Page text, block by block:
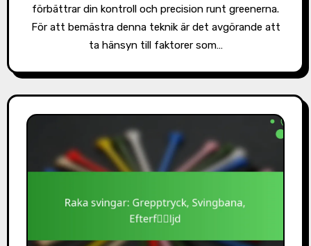
förbättrar din kontroll och precision runt greenerna.
För att bemästra denna teknik är det avgörande att
ta hänsyn till faktorer som…